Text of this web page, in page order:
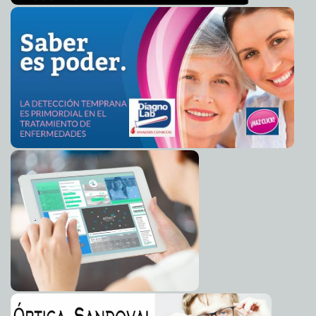
2014-03-25 06:16:54 Mark Sánchez se despide de sus fans Carmen Alicia Briceño
Sánchez
2014-03-25 06:13:54 Malasia suspende la búsqueda y rescate del avión
perdido: No esperan encontrar sobrevivientes Carmen Alicia Briceño
Sánchez
2014-03-25 06:12:08 Pronostican lluvias moderadas para Yucatán
Claudia Sofía
2014-03-25 06:08:33 "México tiene buen futuro": Carstens
Eduardo Ignacio
Ramos Pérez
2014-03-25 06:04:33 Aprende a limpiar tu historial de Whats App Carmen Alicia
Briceño Sánchez
2014-03-25 06:01:28 No habrá Cumbre del G8: Excluyen a Rusia por la crisis
en Crimea Carmen Alicia Briceño Sánchez
2014-03-25 05:58:18 Adrián Uribe es la burla con su "selfie"
Infante
2014-03-24 22:00:42 Comienza el proyecto “Música del mundo” del
Encuentro Internacional Juego Luz en el Olimpo
2014-03-24 21:54:34 Exhibe el PAN mentiras del Informe del Gobierno del
EstadoOsvaldo Chávez
2014-03-24 21:49:24 Comienza en el Ayuntamiento la colecta anual de la
Cruz Roja en Mérida Ariel Martín
2014-03-24 21:37:25 Intenso calor incrementa problemas gastrointestinales
Ariel Martín